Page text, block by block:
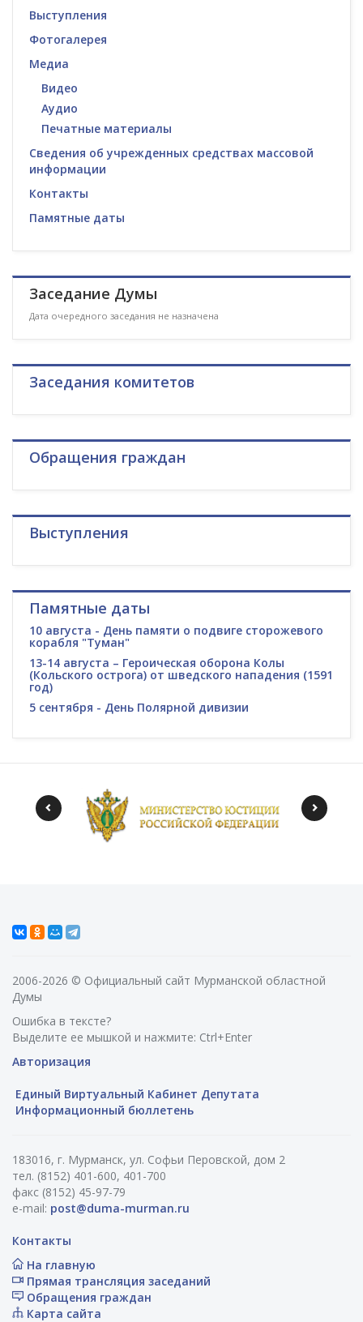
Выступления
Фотогалерея
Медиа
Видео
Аудио
Печатные материалы
Сведения об учрежденных средствах массовой
информации
Контакты
Памятные даты
Заседание Думы
Дата очередного заседания не назначена
Заседания комитетов
Обращения граждан
Выступления
Памятные даты
10 августа - День памяти о подвиге сторожевого
корабля "Туман"
13-14 августа – Героическая оборона Колы
(Кольского острога) от шведского нападения (1591
год)
5 сентября - День Полярной дивизии
2006-2026 © Официальный сайт Мурманской областной
Думы
Ошибка в тексте?
Выделите ее мышкой и нажмите: Ctrl+Enter
Авторизация
Единый Виртуальный Кабинет Депутата
Информационный бюллетень
183016, г. Мурманск, ул. Софьи Перовской, дом 2
тел. (8152) 401-600, 401-700
факс (8152) 45-97-79
e-mail: post@duma-murman.ru
Контакты
На главную
Прямая трансляция заседаний
Обращения граждан
Карта сайта